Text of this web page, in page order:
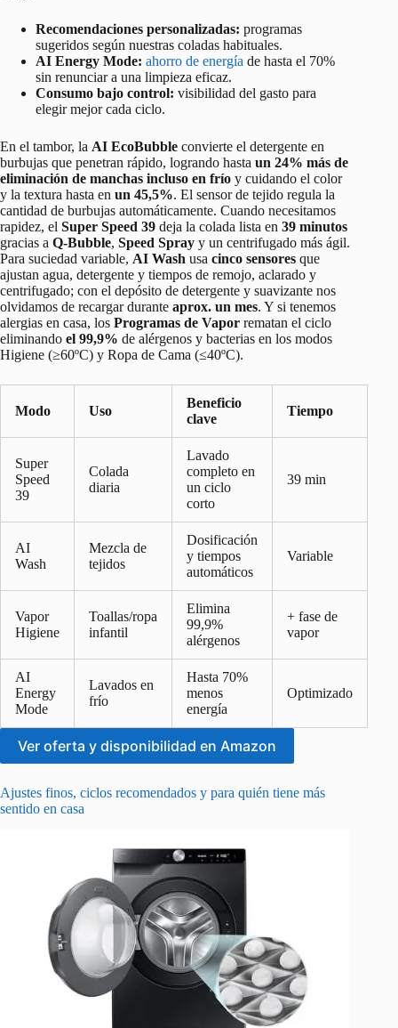
Recomendaciones personalizadas: programas
sugeridos según nuestras coladas habituales.
AI Energy Mode: ahorro de energía de hasta el 70%
sin renunciar a una limpieza eficaz.
Consumo bajo control: visibilidad del gasto para
elegir mejor cada ciclo.
En el tambor, la AI EcoBubble convierte el detergente en
burbujas que penetran rápido, logrando hasta un 24% más de
eliminación de manchas incluso en frío y cuidando el color
y la textura hasta en un 45,5%. El sensor de tejido regula la
cantidad de burbujas automáticamente. Cuando necesitamos
rapidez, el Super Speed 39 deja la colada lista en 39 minutos
gracias a Q-Bubble, Speed Spray y un centrifugado más ágil.
Para suciedad variable, AI Wash usa cinco sensores que
ajustan agua, detergente y tiempos de remojo, aclarado y
centrifugado; con el depósito de detergente y suavizante nos
olvidamos de recargar durante aprox. un mes. Y si tenemos
alergias en casa, los Programas de Vapor rematan el ciclo
eliminando el 99,9% de alérgenos y bacterias en los modos
Higiene (≥60ºC) y Ropa de Cama (≤40ºC).
Modo Uso
Beneficio
clave
Tiempo
Super
Speed
39
Colada
diaria
Lavado
completo en
un ciclo
corto
39 min
AI
Wash
Mezcla de
tejidos
Dosificación
y tiempos
automáticos
Variable
Vapor
Higiene
Toallas/ropa
infantil
Elimina
99,9%
alérgenos
+ fase de
vapor
AI
Energy
Mode
Lavados en
frío
Hasta 70%
menos
energía
Optimizado
Ver oferta y disponibilidad en Amazon
Ajustes finos, ciclos recomendados y para quién tiene más
sentido en casa